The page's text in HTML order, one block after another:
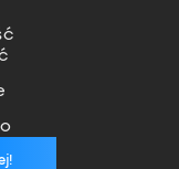
stałą
o